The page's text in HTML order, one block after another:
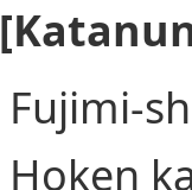
Fujimi-
Hoken